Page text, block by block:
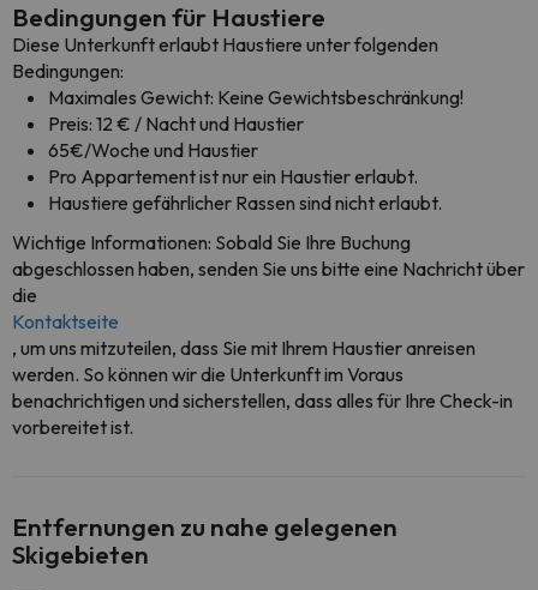
Bedingungen für Haustiere
Diese Unterkunft erlaubt Haustiere unter folgenden
Bedingungen:
Maximales Gewicht: Keine Gewichtsbeschränkung!
Preis: 12 € / Nacht und Haustier
65€/Woche und Haustier
Pro Appartement ist nur ein Haustier erlaubt.
Haustiere gefährlicher Rassen sind nicht erlaubt.
Wichtige Informationen: Sobald Sie Ihre Buchung
abgeschlossen haben, senden Sie uns bitte eine Nachricht über
die
Kontaktseite
, um uns mitzuteilen, dass Sie mit Ihrem Haustier anreisen
werden. So können wir die Unterkunft im Voraus
benachrichtigen und sicherstellen, dass alles für Ihre Check-in
vorbereitet ist.
Entfernungen zu nahe gelegenen
Skigebieten